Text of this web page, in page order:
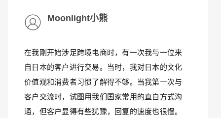
Moonlight小熊
在我刚开始涉足跨境电商时，有一次我与一位来
自日本的客户进行交易。当时，我对日本的文化
价值观和消费者习惯了解得不够。当我第一次与
客户交流时，试图用我们国家常用的直白方式沟
通，但客户显得有些犹豫，回复的速度也很慢。